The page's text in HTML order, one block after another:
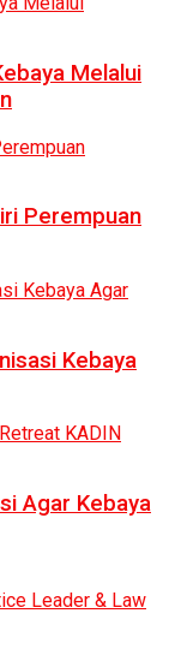
Melalui
Perempuan
Kebaya
Agar Kebaya